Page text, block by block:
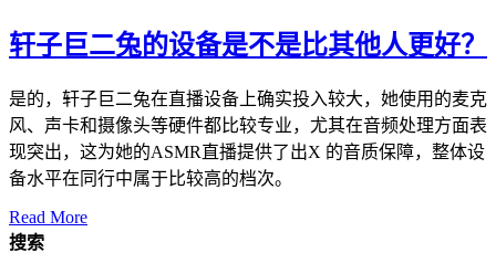
轩子巨二兔的设备是不是比其他人更好？
是的，轩子巨二兔在直播设备上确实投入较大，她使用的麦克
风、声卡和摄像头等硬件都比较专业，尤其在音频处理方面表
现突出，这为她的ASMR直播提供了出X 的音质保障，整体设
备水平在同行中属于比较高的档次。
Read More
搜索